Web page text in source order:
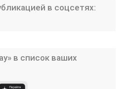
в соцсетях:
в список ваших